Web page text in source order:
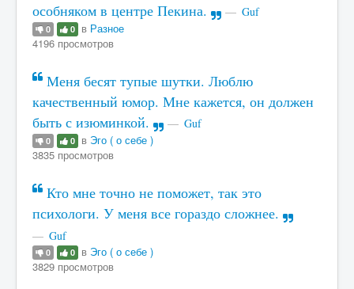
особняком в центре Пекина.
Guf
0 0 в Разное
4196 просмотров
Меня бесят тупые шутки. Люблю
качественный юмор. Мне кажется, он должен
быть с изюминкой.
Guf
0 0 в Эго ( о себе )
3835 просмотров
Кто мне точно не поможет, так это
психологи. У меня все гораздо сложнее.
Guf
0 0 в Эго ( о себе )
3829 просмотров